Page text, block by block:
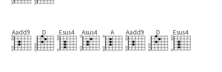
Aadd9 D Esus4 Asus4 A Aadd9 D Esus4